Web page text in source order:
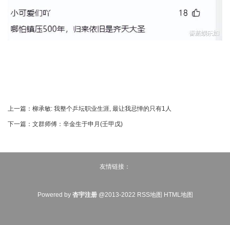
上一篇： 柳承敏: 我整个乒坛职业生涯, 最让我忌惮的只有1人
下一篇： 文群师傅：​辛金生于申月(壬甲戊)
友情链接：
Powered by 杏宇注册@2013-2022 RSS地图 HTML地图